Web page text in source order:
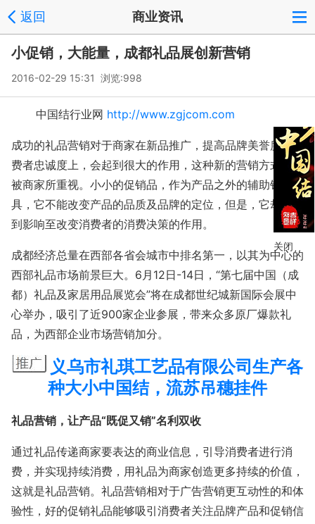
返回 商业资讯
小促销，大能量，成都礼品展创新营销
2016-02-29 15:31 浏览:998
中国结行业网 http://www.zgjcom.com
成功的礼品营销对于商家在新品推广，提高品牌美誉度和消
费者忠诚度上，会起到很大的作用，这种新的营销方式慢慢
被商家所重视。小小的促销品，作为产品之外的辅助销售工
具，它不能改变产品的品质及品牌的定位，但是，它却能起
到影响至改变消费者的消费决策的作用。
成都经济总量在西部各省会城市中排名第一，以其为中心的
西部礼品市场前景巨大。6月12日-14日，“第七届中国（成
都）礼品及家居用品展览会”将在成都世纪城新国际会展中
心举办，吸引了近900家企业参展，带来众多原厂爆款礼
品，为西部企业市场营销加分。
义乌市礼琪工艺品有限公司生产各
种大小中国结，流苏吊穗挂件
礼品营销，让产品“既促又销”名利双收
通过礼品传递商家要表达的商业信息，引导消费者进行消
费，并实现持续消费，用礼品为商家创造更多持续的价值，
这就是礼品营销。礼品营销相对于广告营销更互动性的和体
验性，好的促销礼品能够吸引消费者关注品牌产品和促销信
关闭